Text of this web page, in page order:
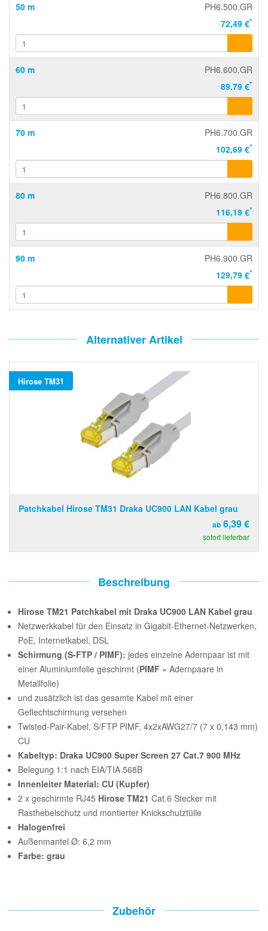
50 m
PH6.500.GR
72,49 €*
60 m
PH6.600.GR
89,79 €*
70 m
PH6.700.GR
102,69 €*
80 m
PH6.800.GR
116,19 €*
90 m
PH6.900.GR
129,79 €*
Alternativer Artikel
Hirose TM31
Patchkabel Hirose TM31 Draka UC900 LAN Kabel grau
ab 6,39 €
sofort lieferbar
Beschreibung
Hirose TM21 Patchkabel mit Draka UC900 LAN Kabel grau
Netzwerkkabel für den Einsatz in Gigabit-Ethernet-Netzwerken,
PoE, Internetkabel, DSL
Schirmung (S-FTP / PIMF): jedes einzelne Adernpaar ist mit
einer Aluminiumfolie geschirmt (PIMF = Adernpaare in
Metallfolie)
und zusätzlich ist das gesamte Kabel mit einer
Geflechtschirmung versehen
Twisted-Pair-Kabel, S/FTP PIMF, 4x2xAWG27/7 (7 x 0,143 mm)
CU
Kabeltyp: Draka UC900 Super Screen 27 Cat.7 900 MHz
Belegung 1:1 nach EIA/TIA 568B
Innenleiter Material: CU (Kupfer)
2 x geschirmte RJ45 Hirose TM21 Cat.6 Stecker mit
Rasthebelschutz und montierter Knickschutztülle
Halogenfrei
Außenmantel Ø: 6,2 mm
Farbe: grau
Zubehör